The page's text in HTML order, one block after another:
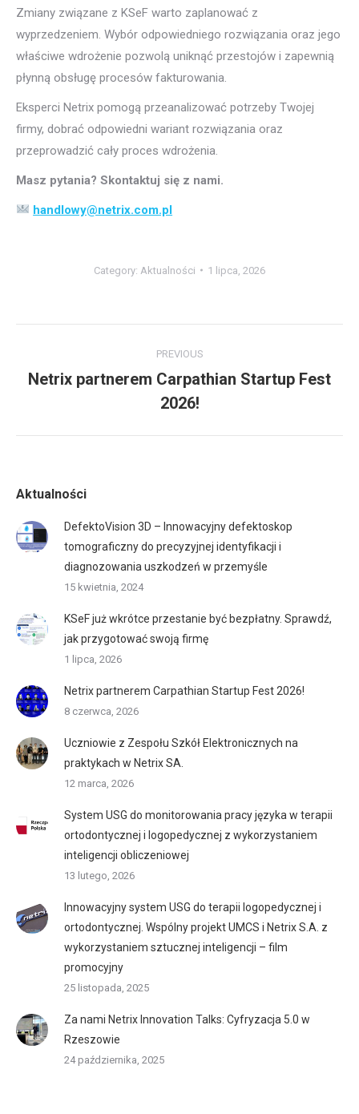
Zmiany związane z KSeF warto zaplanować z
wyprzedzeniem. Wybór odpowiedniego rozwiązania oraz jego
właściwe wdrożenie pozwolą uniknąć przestojów i zapewnią
płynną obsługę procesów fakturowania.
Eksperci Netrix pomogą przeanalizować potrzeby Twojej
firmy, dobrać odpowiedni wariant rozwiązania oraz
przeprowadzić cały proces wdrożenia.
Masz pytania? Skontaktuj się z nami.
handlowy@netrix.com.pl
Category: Aktualności 1 lipca, 2026
navigation
PREVIOUS
Previous
post:
Netrix partnerem Carpathian Startup Fest
2026!
Aktualności
DefektoVision 3D – Innowacyjny defektoskop
tomograficzny do precyzyjnej identyfikacji i
diagnozowania uszkodzeń w przemyśle
15 kwietnia, 2024
KSeF już wkrótce przestanie być bezpłatny. Sprawdź,
jak przygotować swoją firmę
1 lipca, 2026
Netrix partnerem Carpathian Startup Fest 2026!
8 czerwca, 2026
Uczniowie z Zespołu Szkół Elektronicznych na
praktykach w Netrix SA.
12 marca, 2026
System USG do monitorowania pracy języka w terapii
ortodontycznej i logopedycznej z wykorzystaniem
inteligencji obliczeniowej
13 lutego, 2026
Innowacyjny system USG do terapii logopedycznej i
ortodontycznej. Wspólny projekt UMCS i Netrix S.A. z
wykorzystaniem sztucznej inteligencji – film
promocyjny
25 listopada, 2025
Za nami Netrix Innovation Talks: Cyfryzacja 5.0 w
Rzeszowie
24 października, 2025